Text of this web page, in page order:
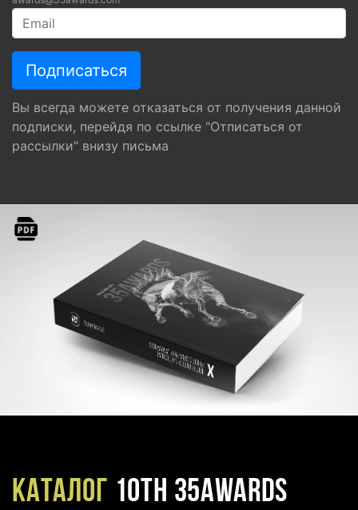
Вы всегда можете отказаться от получения данной
подписки, перейдя по ссылке "Отписаться от
рассылки" внизу письма
Каталог 10TH 35AWARDS